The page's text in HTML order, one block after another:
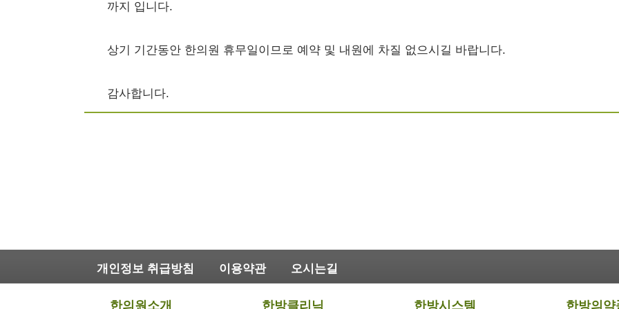
까지 입니다.
상기 기간동안 한의원 휴무일이므로 예약 및 내원에 차질 없으시길 바랍니다.
감사합니다.
개인정보 취급방침 이용약관 오시는길
한의원소개 한방클리닉 한방시스템 한방의약